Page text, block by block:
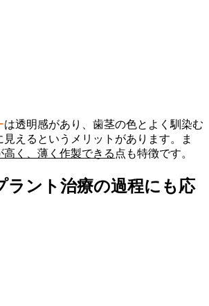
は透明感があり、歯茎の色とよく馴染む
えるというメリットがあります。ま
高く、薄く作製できる 点も特徴です。
ラント治療の過程にも応